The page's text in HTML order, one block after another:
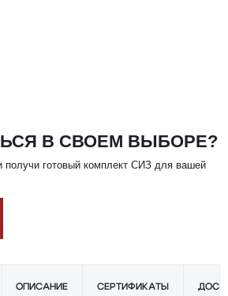
В СВОЕМ ВЫБОРЕ?
готовый комплект СИЗ для вашей
ОПИСАНИЕ СЕРТИФИКАТЫ